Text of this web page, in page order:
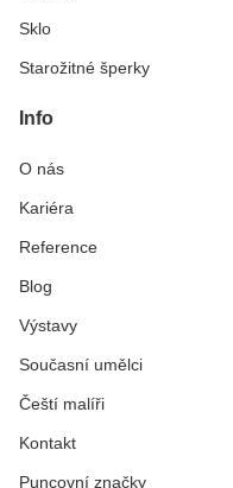
Sklo
Starožitné šperky
Info
O nás
Kariéra
Reference
Blog
Výstavy
Současní umělci
Čeští malíři
Kontakt
Puncovní značky